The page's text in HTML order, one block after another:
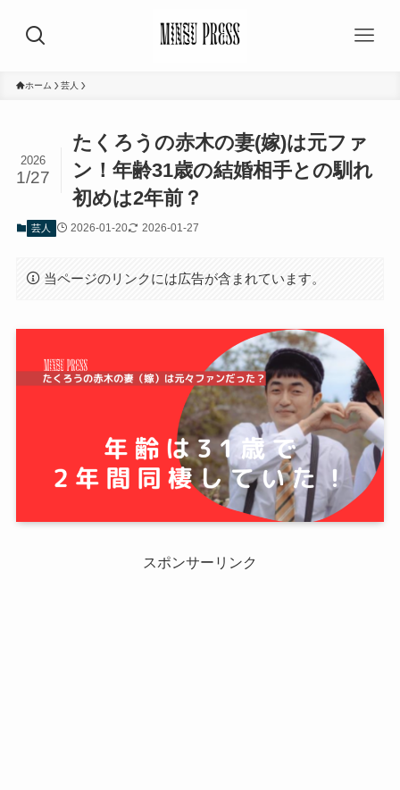
ホーム 芸人
たくろうの赤木の妻(嫁)は元ファ
ン！年齢31歳の結婚相手との馴れ
初めは2年前？
2026
1/27
芸人 2026-01-20 2026-01-27
当ページのリンクには広告が含まれています。
スポンサーリンク